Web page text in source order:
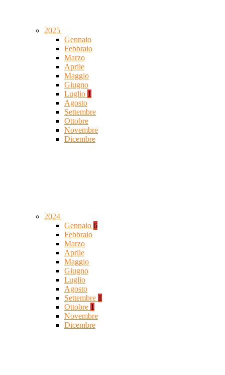
2025
Gennaio
Febbraio
Marzo
Aprile
Maggio
Giugno
Luglio 1
Agosto
Settembre
Ottobre
Novembre
Dicembre
2024
Gennaio 6
Febbraio
Marzo
Aprile
Maggio
Giugno
Luglio
Agosto
Settembre 1
Ottobre 1
Novembre
Dicembre